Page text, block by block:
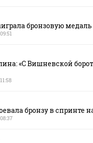
бронзовую медаль
«С Вишневской
бронзу в спринте